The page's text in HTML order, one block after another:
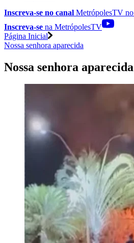
Inscreva-se no canal MetrópolesTV no
Inscreva-se na MetrópolesTV
Página Inicial
Nossa senhora aparecida
Nossa senhora aparecida